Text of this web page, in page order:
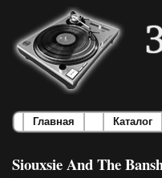
Главная Каталог
Siouxsie And The